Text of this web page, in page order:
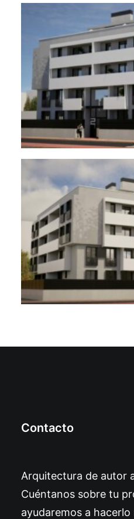
Contacto
Arquitectura de autor
Cuéntanos sobre tu
ayudaremos a hacerlo